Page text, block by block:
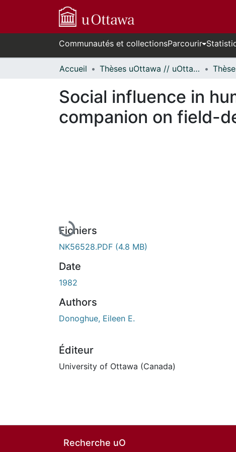
Communautés et collectionsParcourir
Accueil Thèses uOttawa // uOttawa Theses
Social influence in
companion on field-
En cours de chargement...
Fichiers
NK56528.PDF (4.8 MB)
Date
1982
Authors
Donoghue, Eileen E.
Éditeur
University of Ottawa (Canada)
Recherche uO